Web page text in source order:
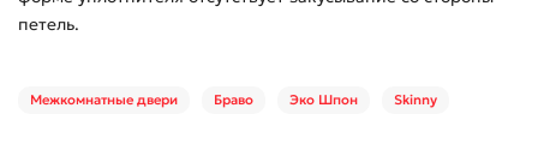
петель.
Межкомнатные двери Браво Эко Шпон Skinny